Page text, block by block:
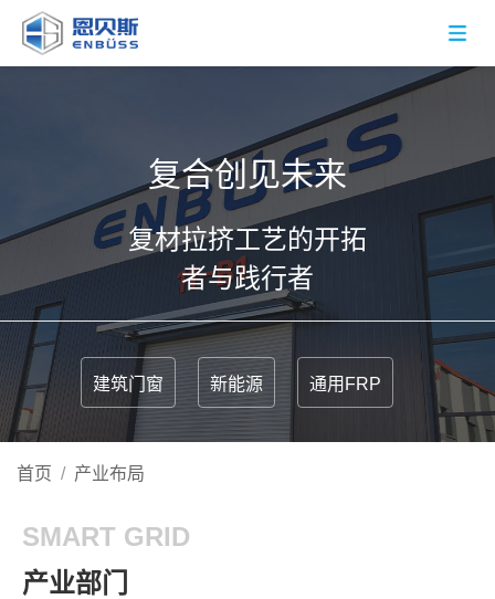
复合创见未来
复材拉挤工艺的开拓
者与践行者
建筑门窗 新能源 通用FRP
首页 / 产业布局
SMART GRID
产业部门